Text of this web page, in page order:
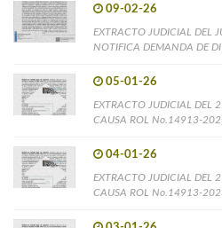
09-02-26
EXTRACTO JUDICIAL DEL
NOTIFICA DEMANDA DE
05-01-26
EXTRACTO JUDICIAL DEL
CAUSA ROL No.14913-
04-01-26
EXTRACTO JUDICIAL DEL
CAUSA ROL No.14913-